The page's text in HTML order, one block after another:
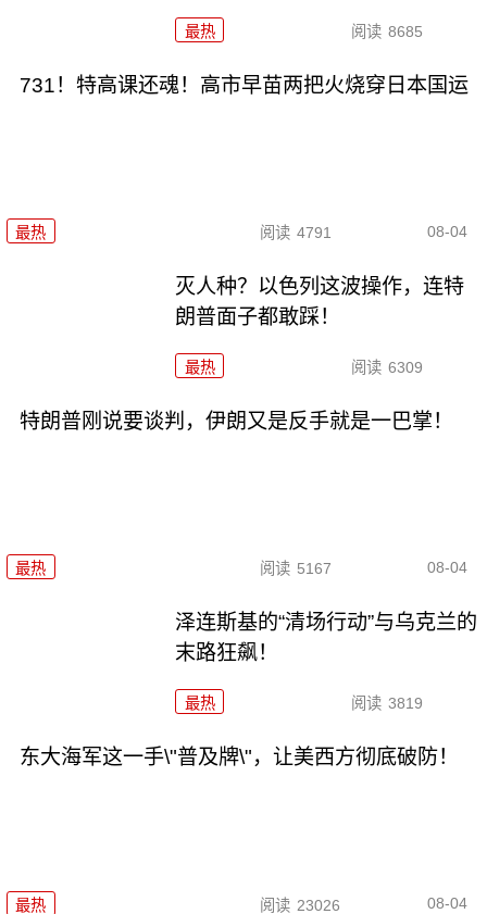
最热 阅读 8685
731！特高课还魂！高市早苗两把火烧穿日本国运
最热 阅读 4791 08-04
灭人种？以色列这波操作，连特
朗普面子都敢踩！
最热 阅读 6309
特朗普刚说要谈判，伊朗又是反手就是一巴掌！
最热 阅读 5167 08-04
泽连斯基的“清场行动”与乌克兰的
末路狂飙！
最热 阅读 3819
东大海军这一手\"普及牌\"，让美西方彻底破防！
最热 阅读 23026 08-04